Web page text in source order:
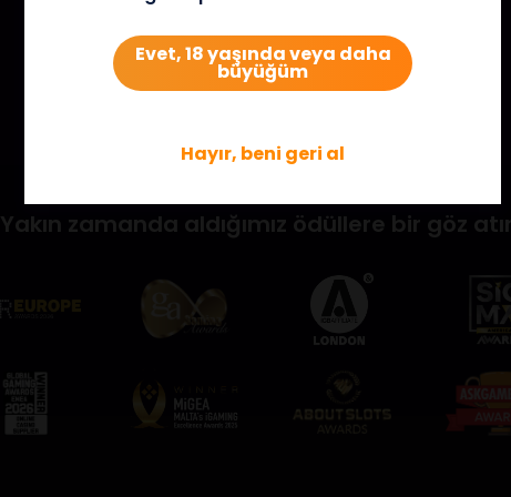
Yakın zamanda aldığımız ödüllere bir göz
Evet, 18 yaşında veya daha
büyüğüm
Hayır, beni geri al